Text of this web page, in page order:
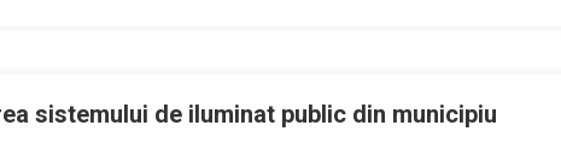
sistemului de iluminat public din municipiu